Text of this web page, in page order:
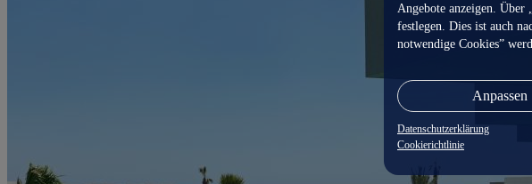
Angebote anzeigen. Über
festlegen. Dies ist auch
notwendige Cookies”
Anpassen
Datenschutzerklärung
Cookierichtlinie